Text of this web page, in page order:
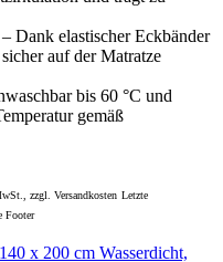
elastischer Eckbänder
auf der Matratze
bis 60 °C und
gemäß
zzgl. Versandkosten Letzte
Footer